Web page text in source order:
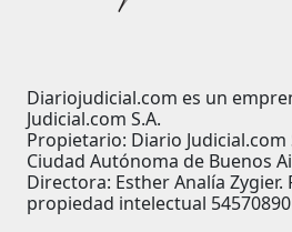
Diariojudicial.com es un
Judicial.com S.A.
Propietario: Diario Judicial.com
Ciudad Autónoma de Buenos
Directora: Esther Analía Zygier.
propiedad intelectual 54570890